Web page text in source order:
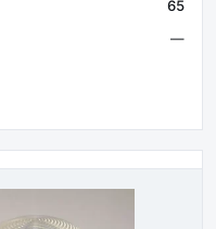
65
—